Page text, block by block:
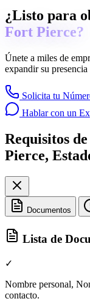
¿Listo para
Fort Pierce?
Únete a miles de
expandir su
Solicita tu
Hablar con un
Requisitos
Pierce,
Documentos
Lista de
✓
Nombre personal,
contacto.